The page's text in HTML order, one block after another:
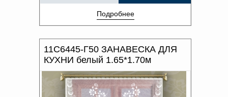
Подробнее
11С6445-Г50 ЗАНАВЕСКА ДЛЯ
КУХНИ белый 1.65*1.70м